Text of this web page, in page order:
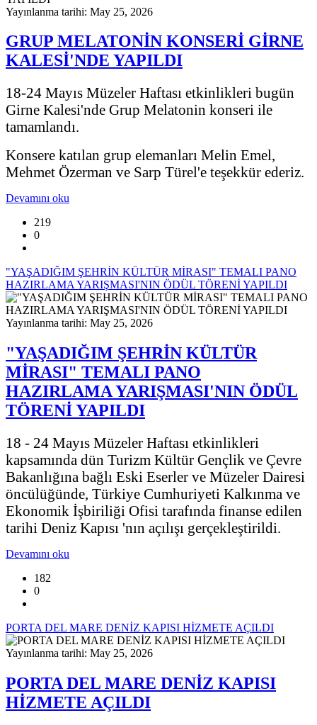
Yayınlanma tarihi: May 25, 2026
GRUP MELATONİN KONSERİ GİRNE
KALESİ'NDE YAPILDI
18-24 Mayıs Müzeler Haftası etkinlikleri bugün
Girne Kalesi'nde Grup Melatonin konseri ile
tamamlandı.
Konsere katılan grup elemanları Melin Emel,
Mehmet Özerman ve Sarp Türel'e teşekkür ederiz.
Devamını oku
219
0
"YAŞADIĞIM ŞEHRİN KÜLTÜR MİRASI" TEMALI PANO
HAZIRLAMA YARIŞMASI'NIN ÖDÜL TÖRENİ YAPILDI
Yayınlanma tarihi: May 25, 2026
"YAŞADIĞIM ŞEHRİN KÜLTÜR
MİRASI" TEMALI PANO
HAZIRLAMA YARIŞMASI'NIN ÖDÜL
TÖRENİ YAPILDI
18 - 24 Mayıs Müzeler Haftası etkinlikleri
kapsamında dün Turizm Kültür Gençlik ve Çevre
Bakanlığına bağlı Eski Eserler ve Müzeler Dairesi
öncülüğünde, Türkiye Cumhuriyeti Kalkınma ve
Ekonomik İşbiriliği Ofisi tarafında finanse edilen
tarihi Deniz Kapısı 'nın açılışı gerçekleştirildi.
Devamını oku
182
0
PORTA DEL MARE DENİZ KAPISI HİZMETE AÇILDI
Yayınlanma tarihi: May 25, 2026
PORTA DEL MARE DENİZ KAPISI
HİZMETE AÇILDI